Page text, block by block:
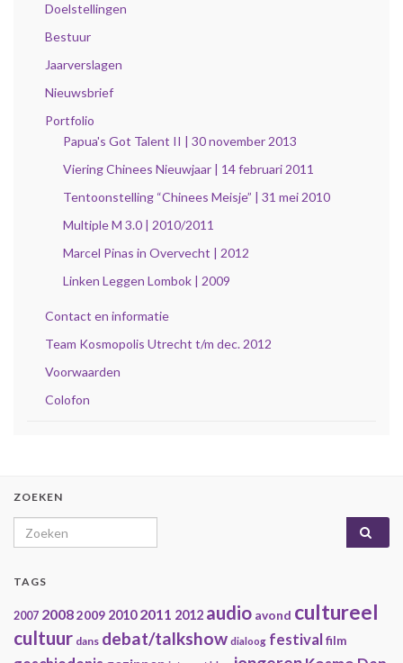
Doelstellingen
Bestuur
Jaarverslagen
Nieuwsbrief
Portfolio
Papua's Got Talent II | 30 november 2013
Viering Chinees Nieuwjaar | 14 februari 2011
Tentoonstelling “Chinees Meisje” | 31 mei 2010
Multiple M 3.0 | 2010/2011
Marcel Pinas in Overvecht | 2012
Linken Leggen Lombok | 2009
Contact en informatie
Team Kosmopolis Utrecht t/m dec. 2012
Voorwaarden
Colofon
ZOEKEN
Search for:
TAGS
2007 20082009 2010 2011 2012 audio avond cultureel
cultuur dans debat/talkshow dialoog festival film